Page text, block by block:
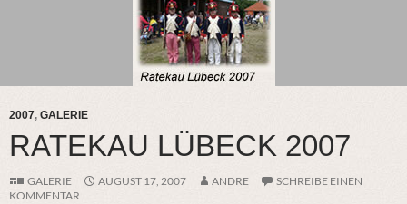
2007, GALERIE
RATEKAU LÜBECK 2007
GALERIE AUGUST 17, 2007 ANDRE
SCHREIBE EINEN
KOMMENTAR